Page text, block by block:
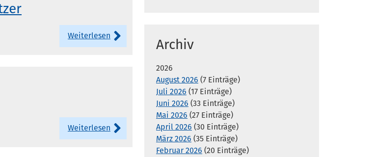
Weiterlesen
Weiterlesen
Archiv
2026
August 2026 (7 Einträge)
Juli 2026 (17 Einträge)
Juni 2026 (33 Einträge)
Mai 2026 (27 Einträge)
April 2026 (30 Einträge)
März 2026 (35 Einträge)
Februar 2026 (20 Einträge)